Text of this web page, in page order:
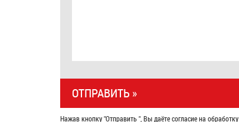
Нажав кнопку "Отправить ", Вы даёте согласие на обработку